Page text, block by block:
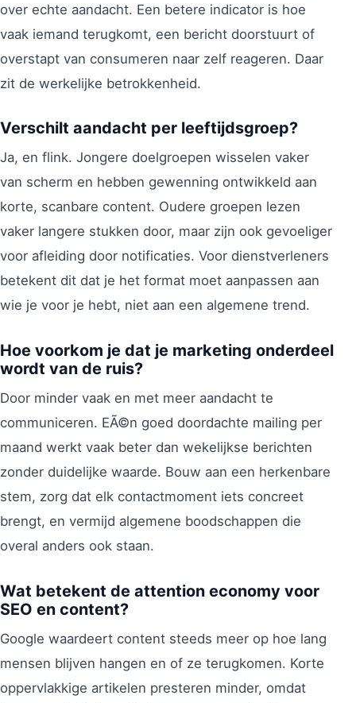
over echte aandacht. Een betere indicator is hoe
vaak iemand terugkomt, een bericht doorstuurt of
overstapt van consumeren naar zelf reageren. Daar
zit de werkelijke betrokkenheid.
Verschilt aandacht per leeftijdsgroep?
Ja, en flink. Jongere doelgroepen wisselen vaker
van scherm en hebben gewenning ontwikkeld aan
korte, scanbare content. Oudere groepen lezen
vaker langere stukken door, maar zijn ook gevoeliger
voor afleiding door notificaties. Voor dienstverleners
betekent dit dat je het format moet aanpassen aan
wie je voor je hebt, niet aan een algemene trend.
Hoe voorkom je dat je marketing onderdeel
wordt van de ruis?
Door minder vaak en met meer aandacht te
communiceren. EÃ©n goed doordachte mailing per
maand werkt vaak beter dan wekelijkse berichten
zonder duidelijke waarde. Bouw aan een herkenbare
stem, zorg dat elk contactmoment iets concreet
brengt, en vermijd algemene boodschappen die
overal anders ook staan.
Wat betekent de attention economy voor
SEO en content?
Google waardeert content steeds meer op hoe lang
mensen blijven hangen en of ze terugkomen. Korte
oppervlakkige artikelen presteren minder, omdat